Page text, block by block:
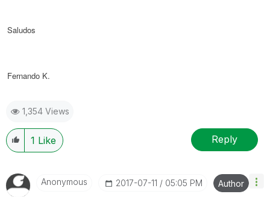
Saludos
Fernando K.
1,354 Views
1 Like Reply
Anonymous ‎2017-07-11 05:05 PM Author